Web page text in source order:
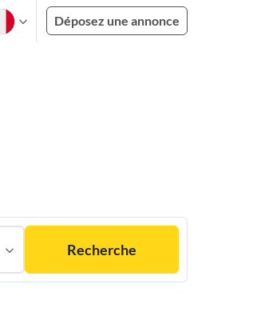
Déposez une annonce
Recherche